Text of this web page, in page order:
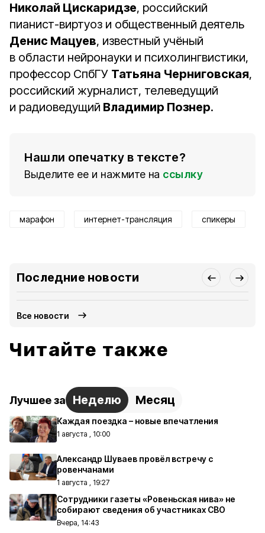
Николай Цискаридзе, российский
пианист-виртуоз и общественный деятель
Денис Мацуев, известный учёный
в области нейронауки и психолингвистики,
профессор СпбГУ Татьяна Черниговская,
российский журналист, телеведущий
и радиоведущий Владимир Познер.
Нашли опечатку в тексте?
Выделите ее и нажмите на ссылку
марафон интернет-трансляция спикеры
Последние новости
Все новости
Читайте также
Лучшее за Неделю Месяц
Каждая поездка – новые впечатления
1 августа , 10:00
Александр Шуваев провёл встречу с
ровенчанами
1 августа , 19:27
Сотрудники газеты «Ровеньская нива» не
собирают сведения об участниках СВО
Вчера, 14:43